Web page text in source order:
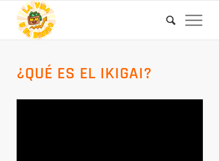
¿QUÉ ES EL IKIGAI?